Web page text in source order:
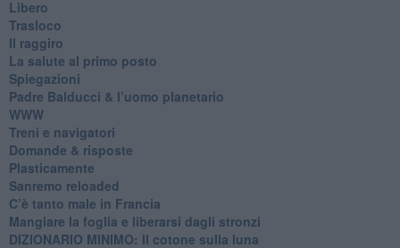
Libero
Trasloco
Il raggiro
​La salute al primo posto
Spiegazioni
Padre Balducci & l’uomo planetario
WWW
​Treni e navigatori
​Domande & risposte
​Plasticamente
Sanremo reloaded
C’è tanto male in Francia
​Mangiare la foglia e liberarsi dagli stronzi
DIZIONARIO MINIMO: Il cotone sulla luna